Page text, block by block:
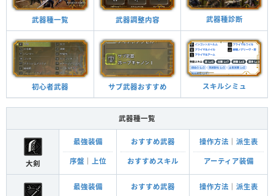
武器種一覧 武器調整内容 武器種診断
初心者武器 サブ武器おすすめ スキルシミュ
武器種一覧
大剣
最強装備
序盤 上位
おすすめ武器
おすすめスキル
操作方法 派生表
アーティア装備
最強装備 おすすめ武器 操作方法 派生表